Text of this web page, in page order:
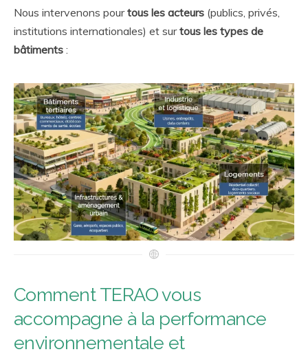
Nous intervenons pourtous les acteurs (publics, privés,
institutions internationales) et surtous les types de
bâtiments :
Comment TERAO vous
accompagne à la performance
environnementale et